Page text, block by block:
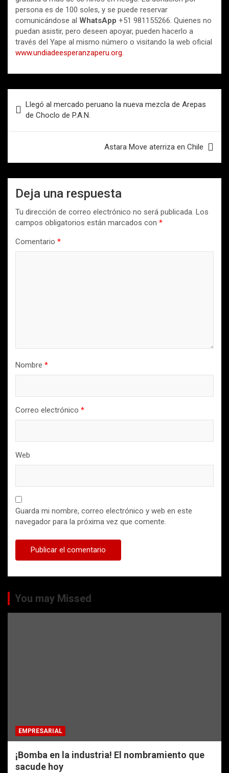
persona es de 100 soles, y se puede reservar
comunicándose al WhatsApp +51 981155266. Quienes no
puedan asistir, pero deseen apoyar, pueden hacerlo a
través del Yape al mismo número o visitando la web oficial
www.undiadeesperanzaperu.org.
de
entradas
Llegó al mercado peruano la nueva mezcla de Arepas
de Choclo de P.A.N.
Astara Move aterriza en Chile
Deja una respuesta
Tu dirección de correo electrónico no será publicada. Los
campos obligatorios están marcados con *
Comentario *
Nombre *
Correo electrónico *
Web
Guarda mi nombre, correo electrónico y web en este
navegador para la próxima vez que comente.
You may Missed
EMPRESARIAL
¡Bomba en la industria! El nombramiento que
sacude hoy